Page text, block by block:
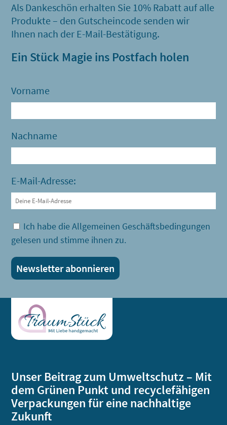
Als Dankeschön erhalten Sie 10% Rabatt auf alle
Produkte – den Gutscheincode senden wir
Ihnen nach der E-Mail-Bestätigung.
Ein Stück Magie ins Postfach holen
Vorname
Nachname
E-Mail-Adresse:
Ich habe die Allgemeinen Geschäftsbedingungen
gelesen und stimme ihnen zu.
Unser Beitrag zum Umweltschutz – Mit
dem Grünen Punkt und recyclefähigen
Verpackungen für eine nachhaltige
Zukunft